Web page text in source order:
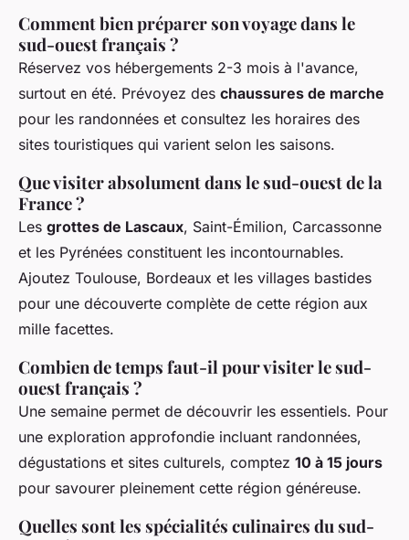
Comment bien préparer son voyage dans le
sud-ouest français ?
Réservez vos hébergements 2-3 mois à l'avance,
surtout en été. Prévoyez des chaussures de marche
pour les randonnées et consultez les horaires des
sites touristiques qui varient selon les saisons.
Que visiter absolument dans le sud-ouest de la
France ?
Les grottes de Lascaux, Saint-Émilion, Carcassonne
et les Pyrénées constituent les incontournables.
Ajoutez Toulouse, Bordeaux et les villages bastides
pour une découverte complète de cette région aux
mille facettes.
Combien de temps faut-il pour visiter le sud-
ouest français ?
Une semaine permet de découvrir les essentiels. Pour
une exploration approfondie incluant randonnées,
dégustations et sites culturels, comptez 10 à 15 jours
pour savourer pleinement cette région généreuse.
Quelles sont les spécialités culinaires du sud-